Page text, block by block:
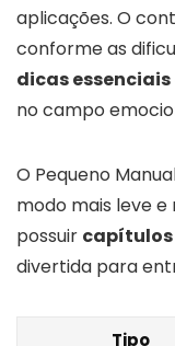
aplicações. O
conforme as
dicas essenciais
no campo
O Pequeno
modo mais leve
possuir
divertida para
Tipo